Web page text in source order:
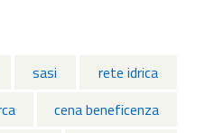
sasi
rete idrica
cena beneficenza